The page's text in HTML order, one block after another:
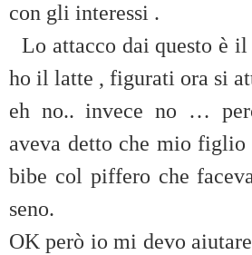
con gli interessi .
Lo attacco dai questo è
ho il latte , figurati ora si
eh no.. invece no …
aveva detto che mio
bibe col piffero che
seno.
OK però io mi devo